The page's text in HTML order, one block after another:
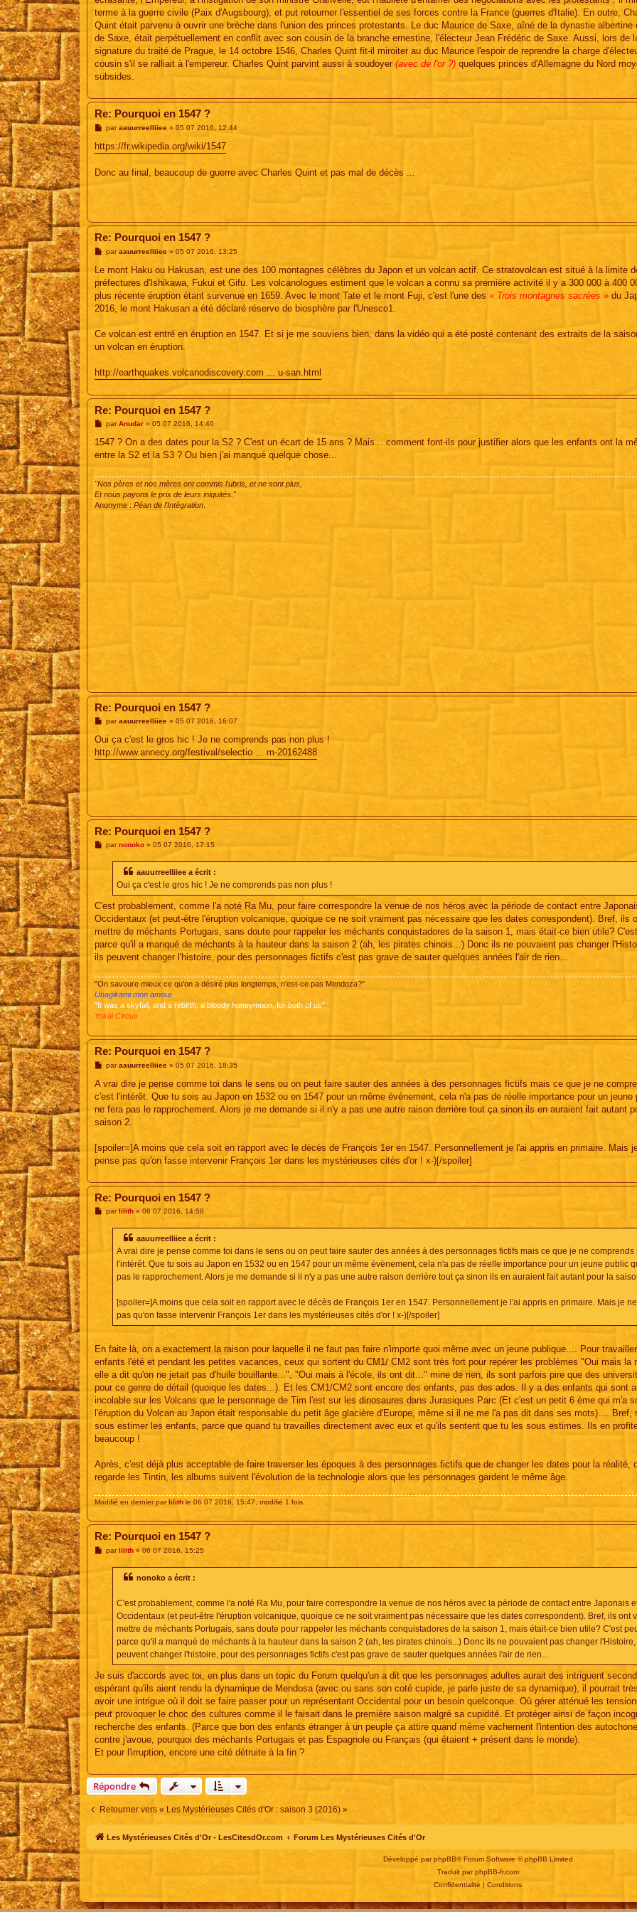
terme à la guerre civile (Paix d'Augsbourg), et put retourner l'essentiel de ses forces contre la France (guerres d'Italie). En outre,
Quint était parvenu à ouvrir une brèche dans l'union des princes protestants. Le duc Maurice de Saxe, aîné de la dynastie albertine
de Saxe, était perpétuellement en conflit avec son cousin de la branche ernestine, l'électeur Jean Frédéric de Saxe. Aussi, lors de
signature du traité de Prague, le 14 octobre 1546, Charles Quint fit-il miroiter au duc Maurice l'espoir de reprendre la charge
cousin s'il se ralliait à l'empereur. Charles Quint parvint aussi à soudoyer (avec de l'or ?) quelques princes d'Allemagne du Nord
subsides.
Re: Pourquoi en 1547 ?
M
s
s
g
e
paraauurreelliiee» 05 07 2016, 12:44
https://fr.wikipedia.org/wiki/1547
Donc au final, beaucoup de guerre avec Charles Quint et pas mal de décès ...
Re: Pourquoi en 1547 ?
M
s
a
g
paraauurreelliiee» 05 07 2016, 13:25
Le mont Haku ou Hakusan, est une des 100 montagnes célèbres du Japon et un volcan actif. Ce stratovolcan est situé à la limite
préfectures d'Ishikawa, Fukui et Gifu. Les volcanologues estiment que le volcan a connu sa première activité il y a 300 000 à 400
plus récente éruption étant survenue en 1659. Avec le mont Tate et le mont Fuji, c'est l'une des « Trois montagnes sacrées » du
2016, le mont Hakusan a été déclaré réserve de biosphère par l'Unesco1.
Ce volcan est entré en éruption en 1547. Et si je me souviens bien, dans la vidéo qui a été posté contenant des extraits de la
un volcan en éruption.
http://earthquakes.volcanodiscovery.com ... u-san.html
Re: Pourquoi en 1547 ?
M
s
a
parAnudar» 05 07 2016, 14:40
1547 ? On a des dates pour la S2 ? C'est un écart de 15 ans ? Mais... comment font-ils pour justifier alors que les enfants ont la
entre la S2 et la S3 ? Ou bien j'ai manqué quelque chose...
"Nos pères et nos mères ont commis l'ubris, et ne sont plus,
Et nous payons le prix de leurs iniquités."
Anonyme : Péan de l'Intégration
Re: Pourquoi en 1547 ?
M
s
a
paraauurreelliiee» 05 07 2016, 16:07
Oui ça c'est le gros hic ! Je ne comprends pas non plus !
http://www.annecy.org/festival/selectio ... m-20162488
Re: Pourquoi en 1547 ?
Mpar nonoko» 05 07 2016, 17:15
aauurreelliiee a écrit :
Oui ça c'est le gros hic ! Je ne comprends pas non plus !
C'est probablement, comme l'a noté Ra Mu, pour faire correspondre la venue de nos héros avec la période de contact entre
Occidentaux (et peut-être l'éruption volcanique, quoique ce ne soit vraiment pas nécessaire que les dates correspondent). Bref, ils
mettre de méchants Portugais, sans doute pour rappeler les méchants conquistadores de la saison 1, mais était-ce bien utile?
parce qu'il a manqué de méchants à la hauteur dans la saison 2 (ah, les pirates chinois...) Donc ils ne pouvaient pas changer
ils peuvent changer l'histoire, pour des personnages fictifs c'est pas grave de sauter quelques années l'air de rien...
"On savoure mieux ce qu'on a désiré plus longtemps, n'est-ce pas Mendoza?"
Unagikami mon amour
"It was a skyfall, and a rebirth, a bloody honeymoon, for both of us"
Yokai Circus
Re: Pourquoi en 1547 ?
M
s
a
g
paraauurreelliiee» 05 07 2016, 18:35
A vrai dire je pense comme toi dans le sens ou on peut faire sauter des années à des personnages fictifs mais ce que je ne
c'est l'intérêt. Que tu sois au Japon en 1532 ou en 1547 pour un même évènement, cela n'a pas de réelle importance pour un jeune
ne fera pas le rapprochement. Alors je me demande si il n'y a pas une autre raison derrière tout ça sinon ils en auraient fait autant
saison 2.
[spoiler=]A moins que cela soit en rapport avec le décès de François 1er en 1547. Personnellement je l'ai appris en primaire. Mais
pense pas qu'on fasse intervenir François 1er dans les mystérieuses cités d'or ! x-)[/spoiler]
Re: Pourquoi en 1547 ?
Mparlilith» 06 07 2016, 14:58
aauurreelliiee a écrit :
A vrai dire je pense comme toi dans le sens ou on peut faire sauter des années à des personnages fictifs mais ce que je ne comprends
l'intérêt. Que tu sois au Japon en 1532 ou en 1547 pour un même évènement, cela n'a pas de réelle importance pour un jeune public
pas le rapprochement. Alors je me demande si il n'y a pas une autre raison derrière tout ça sinon ils en auraient fait autant pour la
[spoiler=]A moins que cela soit en rapport avec le décès de François 1er en 1547. Personnellement je l'ai appris en primaire. Mais je
pas qu'on fasse intervenir François 1er dans les mystérieuses cités d'or ! x-)[/spoiler]
En faite là, on a exactement la raison pour laquelle il ne faut pas faire n'importe quoi même avec un jeune publique.... Pour
enfants l'été et pendant les petites vacances, ceux qui sortent du CM1/ CM2 sont très fort pour repérer les problèmes "Oui mais la
elle a dit qu'on ne jetait pas d'huile bouillante...", "Oui mais à l'école, ils ont dit..." mine de rien, ils sont parfois pire que des
pour ce genre de détail (quoique les dates...). Et les CM1/CM2 sont encore des enfants, pas des ados. Il y a des enfants qui sont
incolable sur les Volcans que le personnage de Tim l'est sur les dinosaures dans Jurasiques Parc (Et c'est un petit 6 ème qui m'a
l'éruption du Volcan au Japon était responsable du petit âge glacière d'Europe, même si il ne me l'a pas dit dans ses mots).... Bref,
sous estimer les enfants, parce que quand tu travailles directement avec eux et qu'ils sentent que tu les sous estimes. Ils en
beaucoup !
Après, c'est déjà plus acceptable de faire traverser les époques à des personnages fictifs que de changer les dates pour la réalité,
regarde les Tintin, les albums suivent l'évolution de la technologie alors que les personnages gardent le même âge.
Modifié en dernier par lilith le 06 07 2016, 15:47, modifié 1 fois.
Re: Pourquoi en 1547 ?
Mparlilith» 06 07 2016, 15:25
nonoko a écrit :
C'est probablement, comme l'a noté Ra Mu, pour faire correspondre la venue de nos héros avec la période de contact entre Japonais
Occidentaux (et peut-être l'éruption volcanique, quoique ce ne soit vraiment pas nécessaire que les dates correspondent). Bref, ils ont
mettre de méchants Portugais, sans doute pour rappeler les méchants conquistadores de la saison 1, mais était-ce bien utile? C'est
parce qu'il a manqué de méchants à la hauteur dans la saison 2 (ah, les pirates chinois...) Donc ils ne pouvaient pas changer
peuvent changer l'histoire, pour des personnages fictifs c'est pas grave de sauter quelques années l'air de rien...
Je suis d'accords avec toi, en plus dans un topic du Forum quelqu'un a dit que les personnages adultes aurait des intriguent
espérant qu'ils aient rendu la dynamique de Mendosa (avec ou sans son coté cupide, je parle juste de sa dynamique), il pourrait
avoir une intrigue où il doit se faire passer pour un représentant Occidental pour un besoin quelconque. Où gérer atténué les
peut provoquer le choc des cultures comme il le faisait dans le première saison malgré sa cupidité. Et protéger ainsi de façon
recherche des enfants. (Parce que bon des enfants étranger à un peuple ça attire quand même vachement l'intention des
contre j'avoue, pourquoi des méchants Portugais et pas Espagnole ou Français (qui étaient + présent dans le monde).
Et pour l'irruption, encore une cité détruite à la fin ?
Répondre
Retourner vers « Les Mystérieuses Cités d'Or : saison 3 (2016) »
Les Mystérieuses Cités d'Or - LesCitesdOr.com Forum Les Mystérieuses Cités d'Or
Développé parphpBB® Forum Software © phpBB Limited
Traduit parphpBB-fr.com
Confidentialité | Conditions